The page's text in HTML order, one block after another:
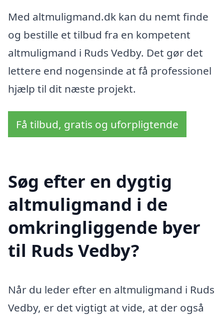
Med altmuligmand.dk kan du nemt finde
og bestille et tilbud fra en kompetent
altmuligmand i Ruds Vedby. Det gør det
lettere end nogensinde at få professionel
hjælp til dit næste projekt.
Få tilbud, gratis og uforpligtende
Søg efter en dygtig
altmuligmand i de
omkringliggende byer
til Ruds Vedby?
Når du leder efter en altmuligmand i Ruds
Vedby, er det vigtigt at vide, at der også